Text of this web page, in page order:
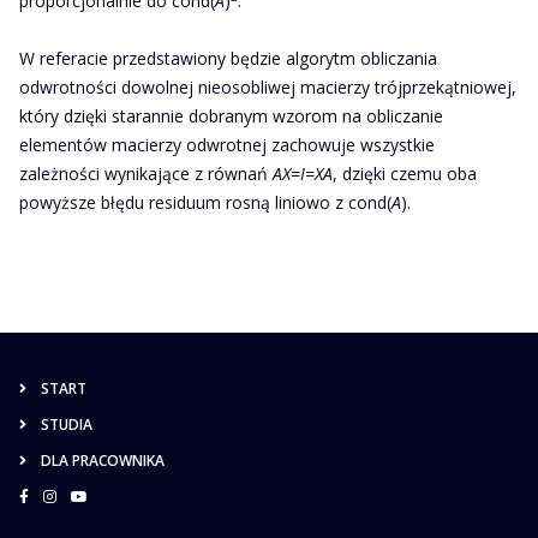
W referacie przedstawiony będzie algorytm obliczania
odwrotności dowolnej nieosobliwej macierzy trójprzekątniowej,
który dzięki starannie dobranym wzorom na obliczanie
elementów macierzy odwrotnej zachowuje wszystkie
zależności wynikające z równańAX=I=XA, dzięki czemu oba
powyższe błędu residuum rosną liniowo z cond(A).
START
STUDIA
DLA PRACOWNIKA